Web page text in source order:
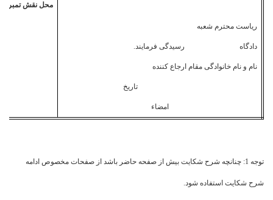
ریاست محترم شعبه
دادگاه رسیدگی فرمایند.
نام و نام خانوادگی مقام ارجاع کننده
تاریخ
امضاء
محل نقش تمبر
توجه 1: چنانچه شرح شکایت بیش از صفحه حاضر باشد از صفحات مخصوص ادامه
شرح شکایت استفاده شود.